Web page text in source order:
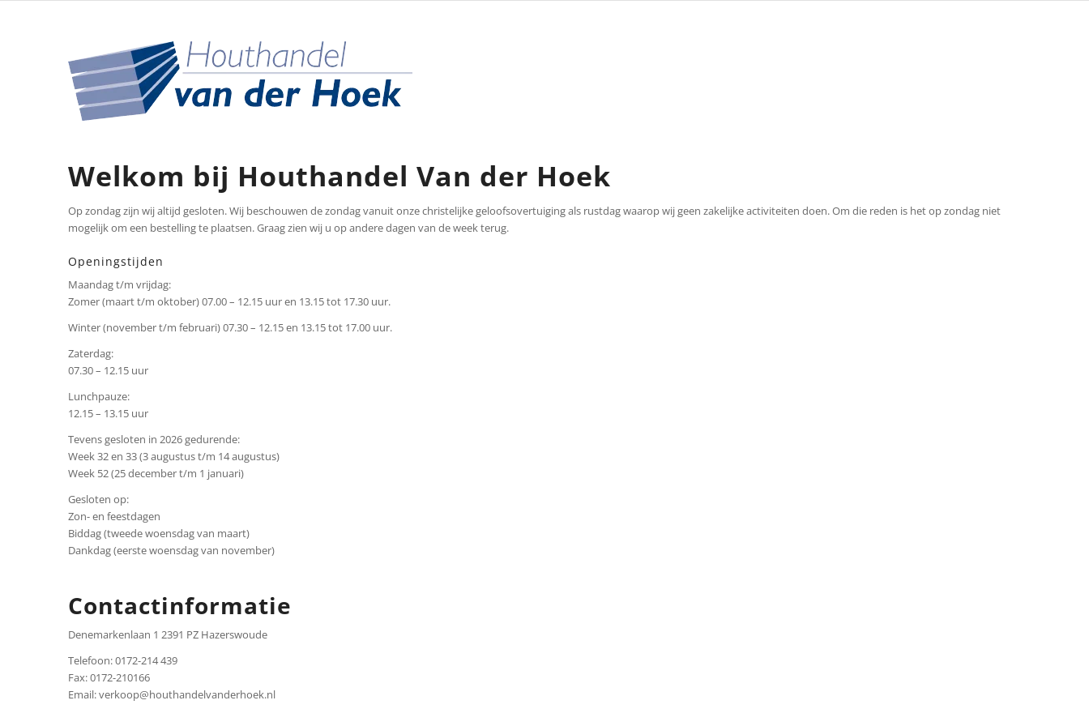
Welkom bij Houthandel Van der Hoek
Op zondag zijn wij altijd gesloten. Wij beschouwen de zondag vanuit onze christelijke geloofsovertuiging als rustdag waarop wij geen zakelijke activiteiten doen. Om die reden is het op zondag niet
mogelijk om een bestelling te plaatsen. Graag zien wij u op andere dagen van de week terug.
Openingstijden
Maandag t/m vrijdag:
Zomer (maart t/m oktober) 07.00 – 12.15 uur en 13.15 tot 17.30 uur.
Winter (november t/m februari) 07.30 – 12.15 en 13.15 tot 17.00 uur.
Zaterdag:
07.30 – 12.15 uur
Lunchpauze:
12.15 – 13.15 uur
Tevens gesloten in 2026 gedurende:
Week 32 en 33 (3 augustus t/m 14 augustus)
Week 52 (25 december t/m 1 januari)
Gesloten op:
Zon- en feestdagen
Biddag (tweede woensdag van maart)
Dankdag (eerste woensdag van november)
Contactinformatie
Denemarkenlaan 1 2391 PZ Hazerswoude
Telefoon: 0172-214 439
Fax: 0172-210166
Email: verkoop@houthandelvanderhoek.nl